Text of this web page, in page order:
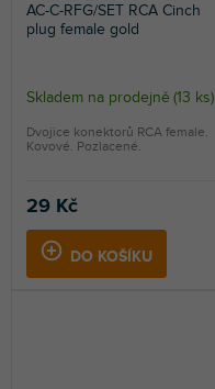
AC-C-RFG/SET RCA Cinch
plug female gold
Skladem na prodejně (13 ks)
29 Kč
DO KOŠÍKU
Dvojice konektorů RCA female.
Kovové. Pozlacené.